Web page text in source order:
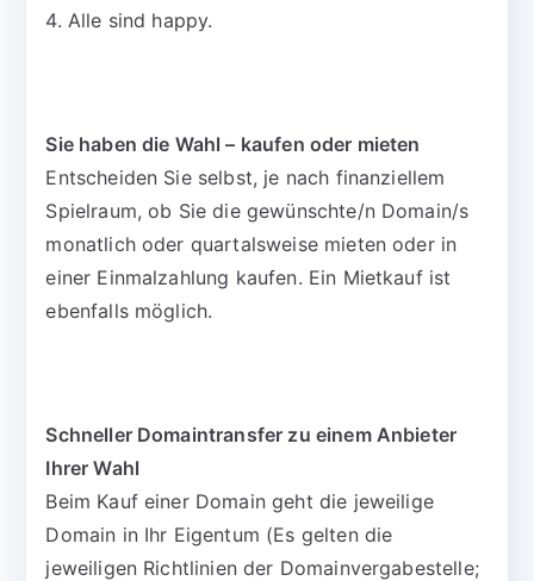
4. Alle sind happy.
Sie haben die Wahl – kaufen oder mieten
Entscheiden Sie selbst, je nach finanziellem
Spielraum, ob Sie die gewünschte/n Domain/s
monatlich oder quartalsweise mieten oder in
einer Einmalzahlung kaufen. Ein Mietkauf ist
ebenfalls möglich.
Schneller Domaintransfer zu einem Anbieter
Ihrer Wahl
Beim Kauf einer Domain geht die jeweilige
Domain in Ihr Eigentum (Es gelten die
jeweiligen Richtlinien der Domainvergabestelle;